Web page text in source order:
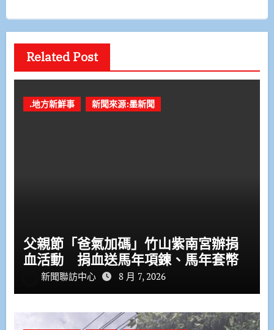
Related Post
.地方新鮮事 新聞來源:墨新聞
父親節「爸氣加碼」竹山紫南宮辦捐
血活動 捐血送馬年項鍊、馬年套幣
新聞聯訪中心 8 月 7, 2026